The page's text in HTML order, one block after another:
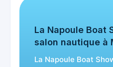
La Napoule Boat
salon nautique à
La Napoule Boat